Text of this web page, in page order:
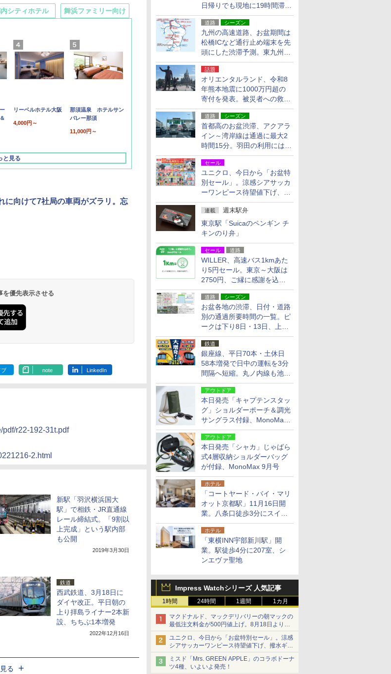
日帰りでも現地に19時間滞在
できる
道路 シーズン
九州の高速道路、お盆期間は
松橋ICなど通行止め端末を先
頭にした渋滞予測。東九州道
への迂回は料金調整を実施
話題
オリエンタルランド、令和8
年熊本地震に1000万円超の
寄付を発表。被災者への救援
活動・復旧支援
道路 シーズン
首都高のお盆渋滞、アクアラ
イン～湾岸線は通過に最大2
時間15分。羽田の利用には
「空港西出口」の利用検討を
セール
ユニクロ、今日から「お盆特
別セール」。涼感シアサッカ
ーワンピース待望値下げ、撥
水ギアショーツは1990円に
連載 週末駅弁
東京駅「Suicaのペンギン チ
キンのり弁」
セール 道路
WILLER、高速バス1kmあた
り5円セール。東京～大阪は
2750円、ご縁に感謝を込め
た20周年記念キャンペーン
道路 シーズン
お盆各地の渋滞、日付・道路
別の通過所要時間の一覧。ピ
ークは下り8日・13日、上り
14日・15日
鉄道
銀座線、平日70本・土休日
58本増発で日中の運転を3分
間隔へ短縮。丸ノ内線も池袋
～中野坂上を4分間隔に
アウトドア
本日発売「キャプテンスタッ
グ」ショルダーポーチ＆調光
サングラス付録、MonoMax
9月号増刊
アウトドア
本日発売「シャカ」じゃばら
式4層収納ショルダーバッグ
が付録、MonoMax 9月号
ホテル
「コートヤード・バイ・マリ
オット京都駅」11月16日開
業。八条口徒歩3分にスイー
ト含む全270室、ダイニング
も併設
ホテル
「東横INN宇部新川駅」開
業。駅徒歩4分に207室、シ
ンエヴァ聖地
Impress Watchシリーズ 人気記事
1時間 24時間 1週間 1カ月
マクドナルド、マックデリバリーの朝マックの
最低注文料金が500円値上げ。8月18日より
1,500円から受付
ユニクロ、今日から「お盆特別セール」。涼感
シアサッカーワンピース待望値下げ、撥水ギア
ショーツは1990円に
ミスド「Mrs. GREEN APPLE」のコラボドーナ
ツ4種、いよいよ発売！
リーベルホテル大阪
4,000円～
那須温泉 ホテルサン
バレー那須
11,000円～
と見る
シティホテル 舞浜ファミリー向け
に向けて7社局の車両がズラリ。忘
優先表示させる
ブ note LinkedIn
pdf/r22-192-31t.pdf
2.html
新駅「羽沢横浜国大
駅」で相鉄・JR直通線
レール締結式。「9割以
上完成」という駅内部
も公開
2019年3月30日
鉄道
西武鉄道、3月18日に
ダイヤ改正。平日朝の
上り拝島ライナー2本新
設、ちちぶ1本増発
2022年12月16日
る